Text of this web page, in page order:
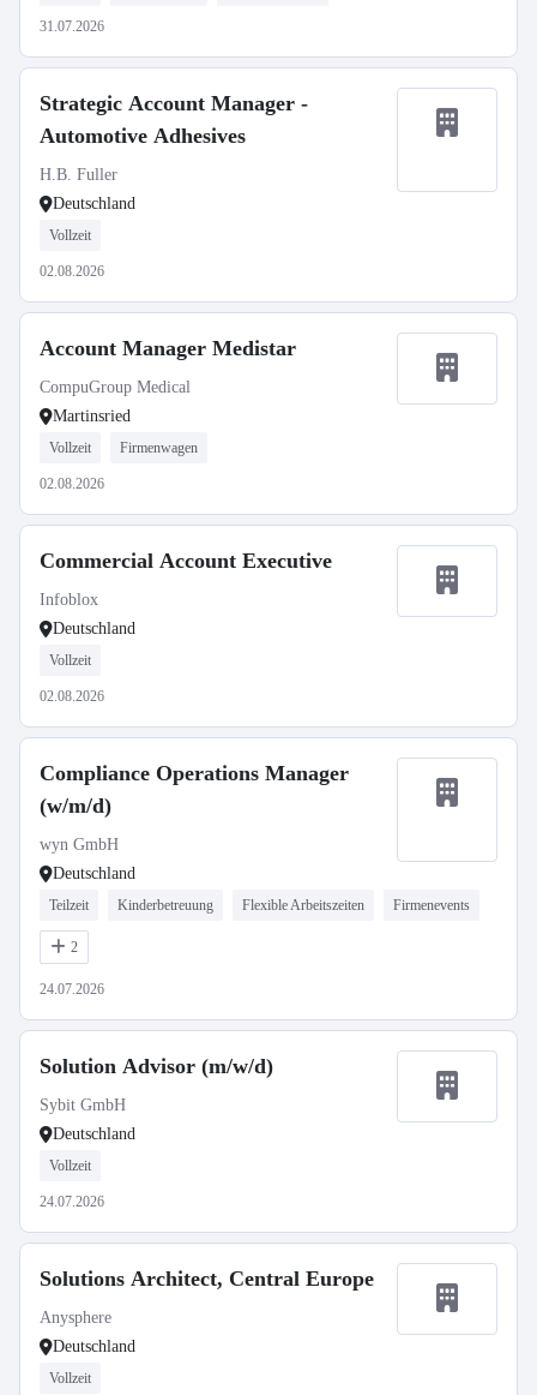
31.07.2026
Strategic Account Manager -
Automotive Adhesives
H.B. Fuller
Deutschland
Vollzeit
02.08.2026
Account Manager Medistar
CompuGroup Medical
Martinsried
Vollzeit Firmenwagen
02.08.2026
Commercial Account Executive
Infoblox
Deutschland
Vollzeit
02.08.2026
Compliance Operations Manager
(w/m/d)
wyn GmbH
Deutschland
Teilzeit Kinderbetreuung Flexible Arbeitszeiten Firmenevents
2
24.07.2026
Solution Advisor (m/w/d)
Sybit GmbH
Deutschland
Vollzeit
24.07.2026
Solutions Architect, Central Europe
Anysphere
Deutschland
Vollzeit